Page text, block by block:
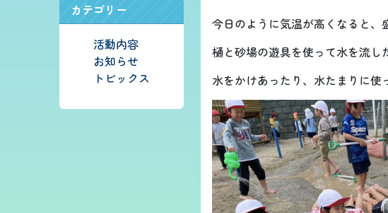
カテゴリー
活動内容
お知らせ
トピックス
今日のように気温が高くなると、
樋と砂場の遊具を使って水を流し
水をかけあったり、水たまりに使